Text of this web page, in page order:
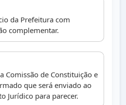
da Prefeitura com
complementar.
Comissão de Constituição e
que será enviado ao
Jurídico para parecer.